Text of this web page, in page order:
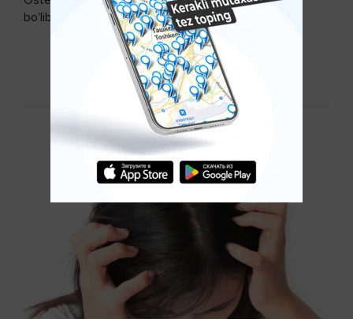
bo'lib, so'ngi paytda osteoartroz kasalligi sonining
ko'payishi tendentsiyasi mavjud...
DAVOMINI O'QISH